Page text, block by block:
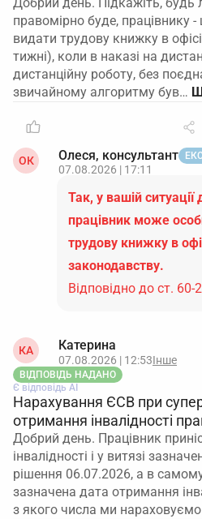
правомірно буде, працівнику
видати трудову книжку в
тижні), коли в наказі на
дистанційну роботу, без
звичайному алгоритму був…
ОК Олеся, консультант
07.08.2026 | 17:11
Так, у вашій ситуації
працівник може
трудову книжку в
законодавству.
Відповідно до ст.
КА Катерина
07.08.2026 | 12:53Інше
ВІДПОВІДЬ НАДАНО
Є відповідь АІ
Нарахування ЄСВ при
отримання інвалідності
Добрий день. Працівник
інвалідності і у витязі
рішення 06.07.2026, а в
зазначена дата отримання
з якого числа ми